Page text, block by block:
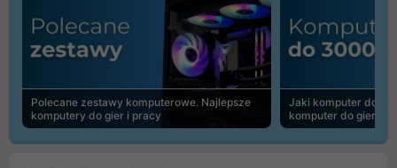
Polecane zestawy komputerowe. Najlepsze
komputery do gier i pracy
Jaki komputer do
komputer do gier |